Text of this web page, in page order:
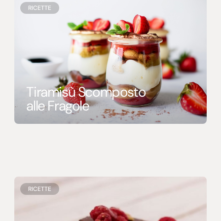
Senza uova
RICETTE
Tiramisù Scomposto
alle Fragole
RICETTE